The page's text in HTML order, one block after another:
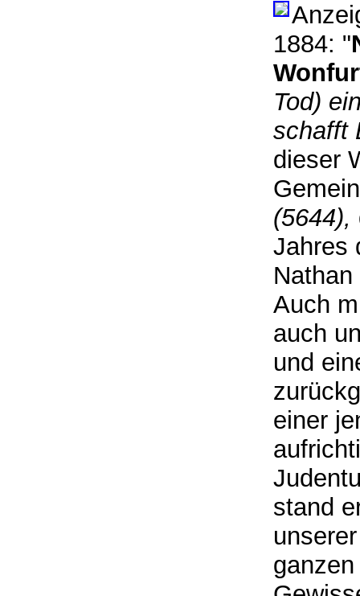
1884: "
Tod)
schafft
dieser
(5644),
Jahres
Auch
auch
und
einer
stand